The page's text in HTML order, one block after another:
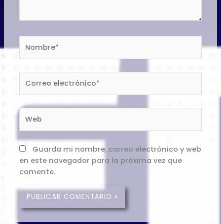
electrónico*
Web
Guarda mi nombre, correo electrónico y web
en este navegador para la próxima vez que
comente.